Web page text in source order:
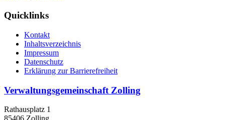
Quicklinks
Kontakt
Inhaltsverzeichnis
Impressum
Datenschutz
Erklärung zur Barrierefreiheit
Verwaltungsgemeinschaft Zolling
Rathausplatz 1